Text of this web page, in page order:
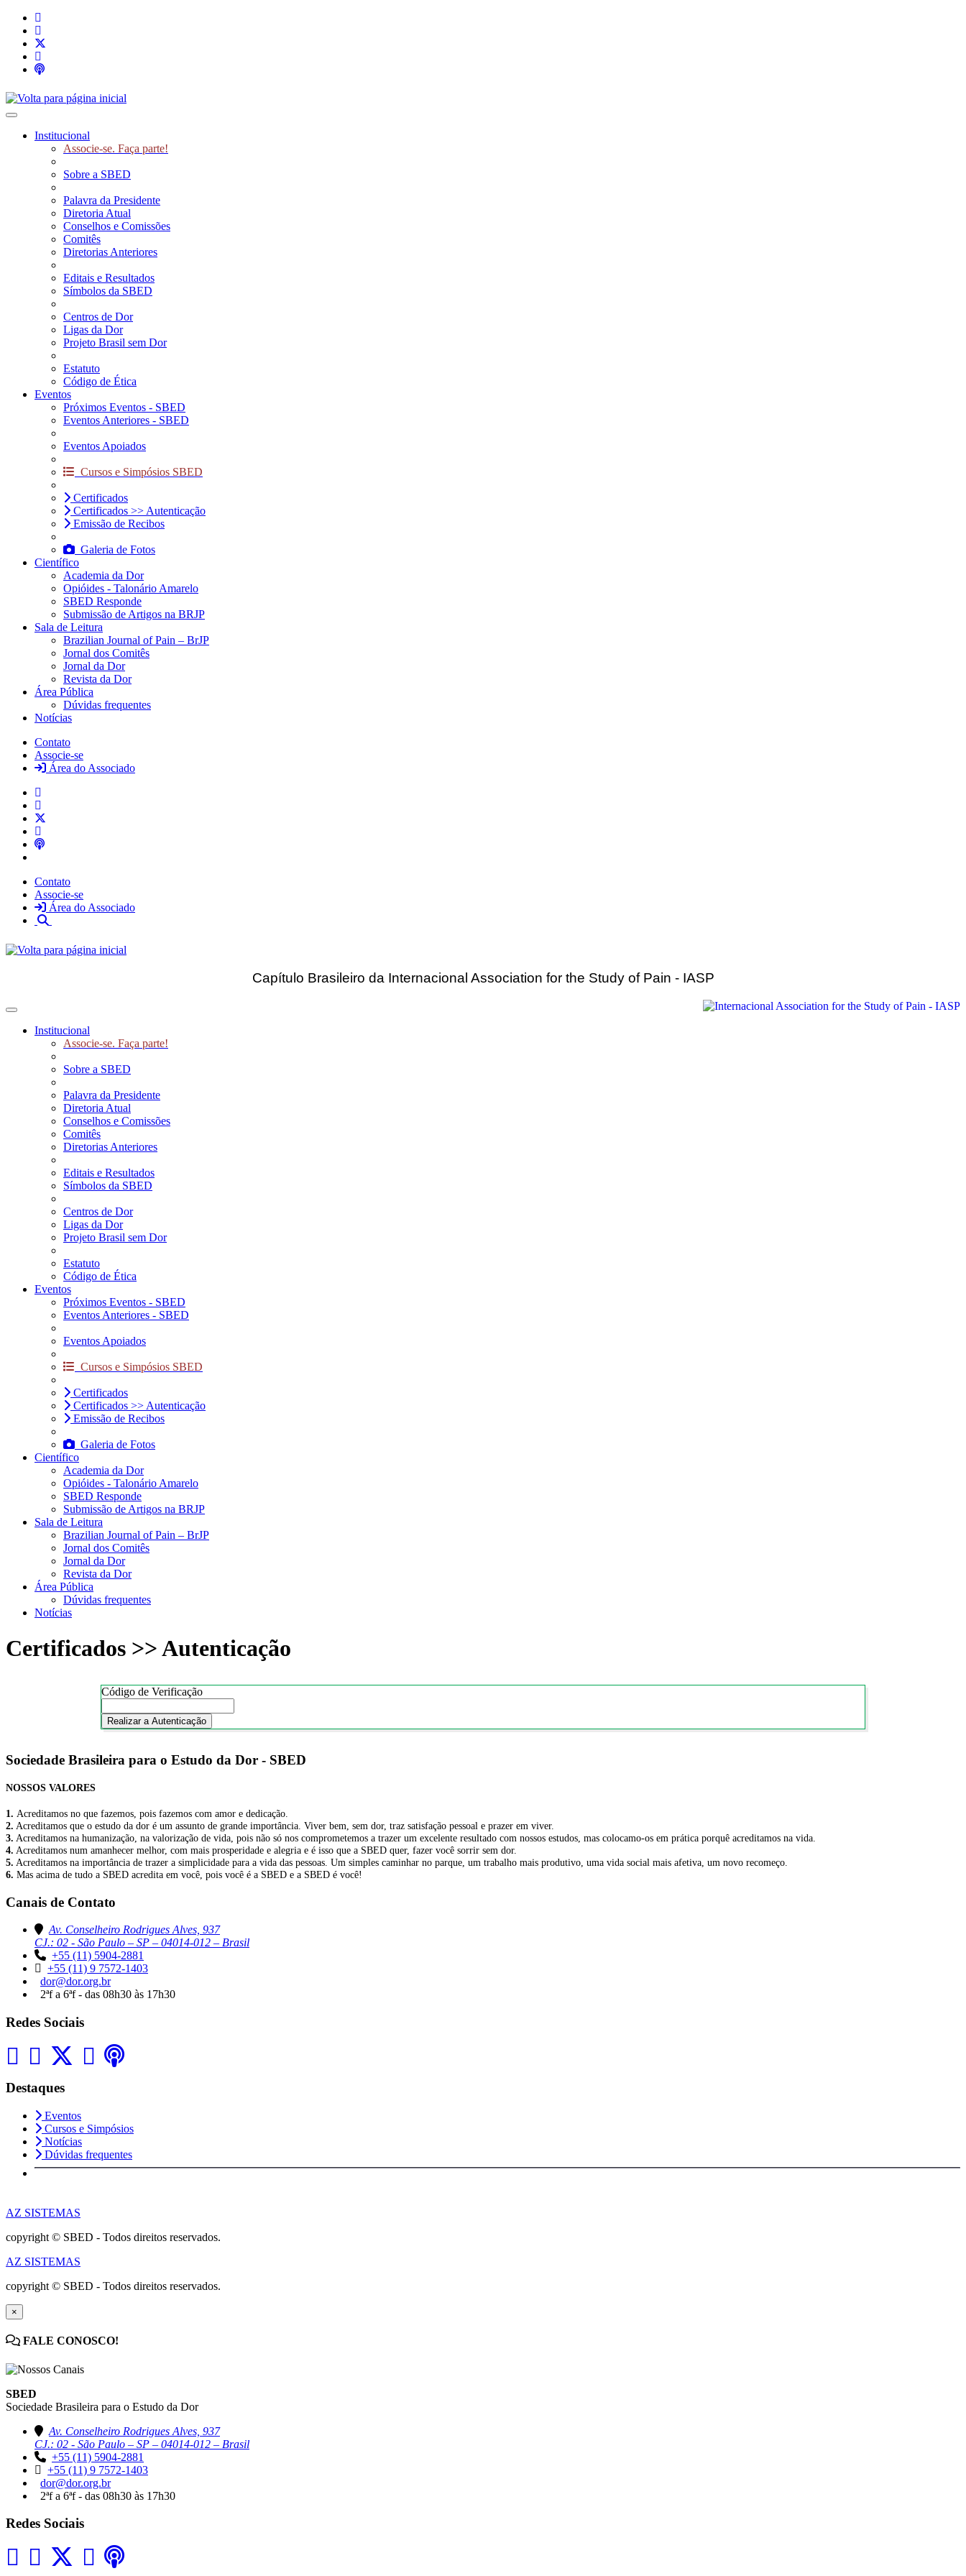
Toggle navigation
Institucional
Associe-se. Faça parte!
Sobre a SBED
Palavra da Presidente
Diretoria Atual
Conselhos e Comissões
Comitês
Diretorias Anteriores
Editais e Resultados
Símbolos da SBED
Centros de Dor
Ligas da Dor
Projeto Brasil sem Dor
Estatuto
Código de Ética
Eventos
Próximos Eventos - SBED
Eventos Anteriores - SBED
Eventos Apoiados
Cursos e Simpósios SBED
Certificados
Certificados >> Autenticação
Emissão de Recibos
Galeria de Fotos
Científico
Academia da Dor
Opióides - Talonário Amarelo
SBED Responde
Submissão de Artigos na BRJP
Sala de Leitura
Brazilian Journal of Pain – BrJP
Jornal dos Comitês
Jornal da Dor
Revista da Dor
Área Pública
Dúvidas frequentes
Notícias
Contato
Associe-se
Área do Associado
Contato
Associe-se
Área do Associado
Capítulo Brasileiro da Internacional Association for the Study of Pain - IASP
Toggle navigation
Institucional
Associe-se. Faça parte!
Sobre a SBED
Palavra da Presidente
Diretoria Atual
Conselhos e Comissões
Comitês
Diretorias Anteriores
Editais e Resultados
Símbolos da SBED
Centros de Dor
Ligas da Dor
Projeto Brasil sem Dor
Estatuto
Código de Ética
Eventos
Próximos Eventos - SBED
Eventos Anteriores - SBED
Eventos Apoiados
Cursos e Simpósios SBED
Certificados
Certificados >> Autenticação
Emissão de Recibos
Galeria de Fotos
Científico
Academia da Dor
Opióides - Talonário Amarelo
SBED Responde
Submissão de Artigos na BRJP
Sala de Leitura
Brazilian Journal of Pain – BrJP
Jornal dos Comitês
Jornal da Dor
Revista da Dor
Área Pública
Dúvidas frequentes
Notícias
Certificados >> Autenticação
Código de Verificação
Realizar a Autenticação
Sociedade Brasileira para o Estudo da Dor - SBED
NOSSOS VALORES
1. Acreditamos no que fazemos, pois fazemos com amor e dedicação.
2. Acreditamos que o estudo da dor é um assunto de grande importância. Viver bem, sem dor, traz satisfação pessoal e prazer em viver.
3. Acreditamos na humanização, na valorização de vida, pois não só nos comprometemos a trazer um excelente resultado com nossos estudos, mas colocamo-os em prática porquê acreditamos na vida.
4. Acreditamos num amanhecer melhor, com mais prosperidade e alegria e é isso que a SBED quer, fazer você sorrir sem dor.
5. Acreditamos na importância de trazer a simplicidade para a vida das pessoas. Um simples caminhar no parque, um trabalho mais produtivo, uma vida social mais afetiva, um novo recomeço.
6. Mas acima de tudo a SBED acredita em você, pois você é a SBED e a SBED é você!
Canais de Contato
Av. Conselheiro Rodrigues Alves, 937
CJ.: 02 - São Paulo – SP – 04014-012 – Brasil
+55 (11) 5904-2881
+55 (11) 9 7572-1403
dor@dor.org.br
2ªf a 6ªf - das 08h30 às 17h30
Redes Sociais
Destaques
Eventos
Cursos e Simpósios
Notícias
Dúvidas frequentes
AZ SISTEMAS
copyright © SBED - Todos direitos reservados.
AZ SISTEMAS
copyright © SBED - Todos direitos reservados.
×
FALE CONOSCO!
SBED
Sociedade Brasileira para o Estudo da Dor
Av. Conselheiro Rodrigues Alves, 937
CJ.: 02 - São Paulo – SP – 04014-012 – Brasil
+55 (11) 5904-2881
+55 (11) 9 7572-1403
dor@dor.org.br
2ªf a 6ªf - das 08h30 às 17h30
Redes Sociais